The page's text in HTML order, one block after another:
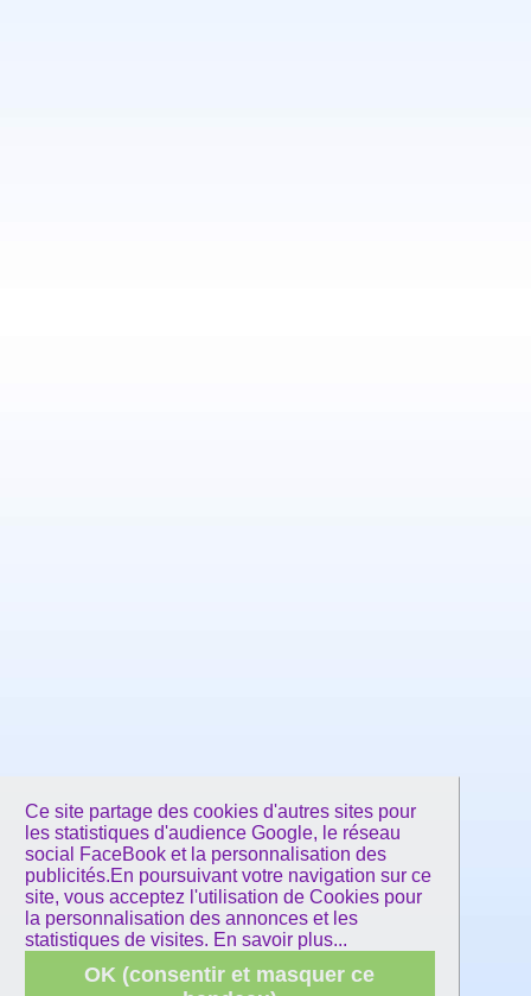
Ce site partage des cookies d'autres sites pour
les statistiques d'audience Google, le réseau
social FaceBook et la personnalisation des
publicités.En poursuivant votre navigation sur ce
site, vous acceptez l'utilisation de Cookies pour
la personnalisation des annonces et les
statistiques de visites. En savoir plus...
OK (consentir et masquer ce